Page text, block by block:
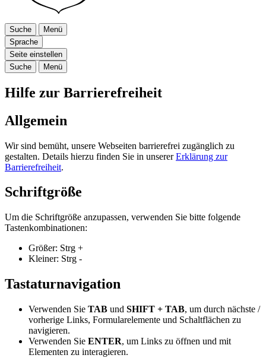
Suche
Menü
Sprache
Seite einstellen
Suche
Menü
Hilfe zur Barrierefreiheit
Allgemein
Wir sind bemüht, unsere Webseiten barrierefrei zugänglich zu
gestalten. Details hierzu finden Sie in unsererErklärung zur
Barrierefreiheit.
Schriftgröße
Um die Schriftgröße anzupassen, verwenden Sie bitte folgende
Tastenkombinationen:
Größer: Strg +
Kleiner: Strg -
Tastaturnavigation
Verwenden Sie TAB und SHIFT + TAB, um durch nächste /
vorherige Links, Formularelemente und Schaltflächen zu
navigieren.
Verwenden Sie ENTER, um Links zu öffnen und mit
Elementen zu interagieren.